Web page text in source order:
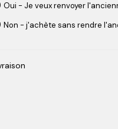
Oui - Je veux renvoyer
Non - j'achète sans rendre